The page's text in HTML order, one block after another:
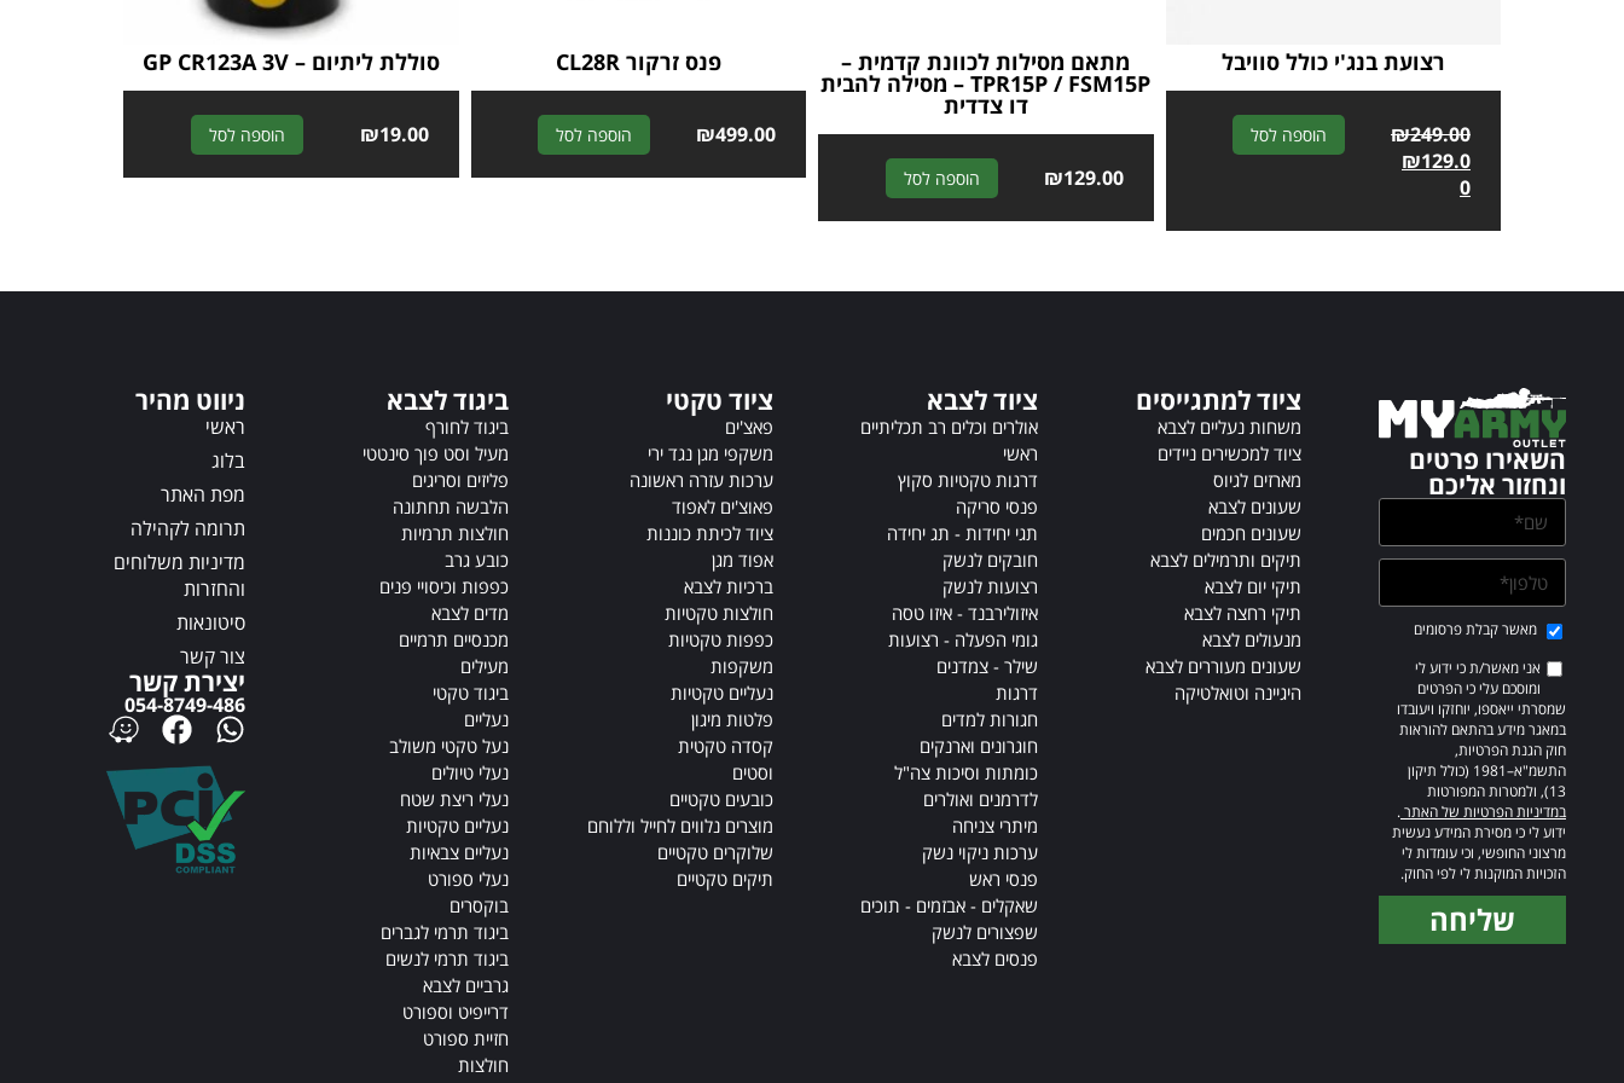
רצועת בנג'י כולל סוויבל
₪249.00
₪129.0
0
הוספה לסל
l
r
a
e
:
מתאם מסילות לכוונת קדמית –
TPR15P / FSM15P – מסילה להבית
דו צדדית
₪129.00 הוספה לסל
t
v
e
פנס זרקור CL28R
₪499.00 הוספה לסל
l
t
a
סוללת ליתיום – GP CR123A 3V
₪19.00 הוספה לסל
t
a
e
השאירו פרטים
ונחזור אליכם
מאשר קבלת פרסומים
אני מאשר/ת כי ידוע לי
ומוסכם עלי כי הפרטים
שמסרתי ייאספו, יוחזקו ויעובדו
במאגר מידע בהתאם להוראות
חוק הגנת הפרטיות,
התשמ"א–1981 (כולל תיקון
13), ולמטרות המפורטות
במדיניות הפרטיות של האתר.
ידוע לי כי מסירת המידע נעשית
מרצוני החופשי, וכי עומדות לי
הזכויות המוקנות לי לפי החוק.
שליחה
ציוד למתגייסים
משחות נעליים לצבא
ציוד למכשירים ניידים
מארזים לגיוס
שעונים לצבא
שעונים חכמים
תיקים ותרמילים לצבא
תיקי יום לצבא
תיקי רחצה לצבא
מנעולים לצבא
שעונים מעוררים לצבא
היגיינה וטואלטיקה
ציוד לצבא
אולרים וכלים רב תכליתיים
ראשי
דרגות טקטיות סקוץ
פנסי סריקה
תגי יחידות - תג יחידה
חובקים לנשק
רצועות לנשק
איזולירבנד - איזו טסה
גומי הפעלה - רצועות
שילר - צמדנים
דרגות
חגורות למדים
חוגרונים וארנקים
כומתות וסיכות צה"ל
לדרמנים ואולרים
מיתרי צניחה
ערכות ניקוי נשק
פנסי ראש
שאקלים - אבזמים - תוכים
שפצורים לנשק
פנסים לצבא
ציוד טקטי
פאצ'ים
משקפי מגן נגד ירי
ערכות עזרה ראשונה
פאוצ'ים לאפוד
ציוד לכיתת כוננות
אפוד מגן
ברכיות לצבא
חולצות טקטיות
כפפות טקטיות
משקפות
נעליים טקטיות
פלטות מיגון
קסדה טקטית
וסטים
כובעים טקטיים
מוצרים נלווים לחייל וללוחם
שלוקרים טקטיים
תיקים טקטיים
ביגוד לצבא
ביגוד לחורף
מעיל וסט פוך סינטטי
פליזים וסריגים
הלבשה תחתונה
חולצות תרמיות
כובע גרב
כפפות וכיסויי פנים
מדים לצבא
מכנסיים תרמיים
מעילים
ביגוד טקטי
נעליים
נעל טקטי משולב
נעלי טיולים
נעלי ריצת שטח
נעליים טקטיות
נעליים צבאיות
נעלי ספורט
בוקסרים
ביגוד תרמי לגברים
ביגוד תרמי לנשים
גרביים לצבא
דרייפיט וספורט
חזיית ספורט
חולצות
ניווט מהיר
ראשי
בלוג
מפת האתר
תרומה לקהילה
מדיניות משלוחים
והחזרות
סיטונאות
צור קשר
יצירת קשר
054-8749-486